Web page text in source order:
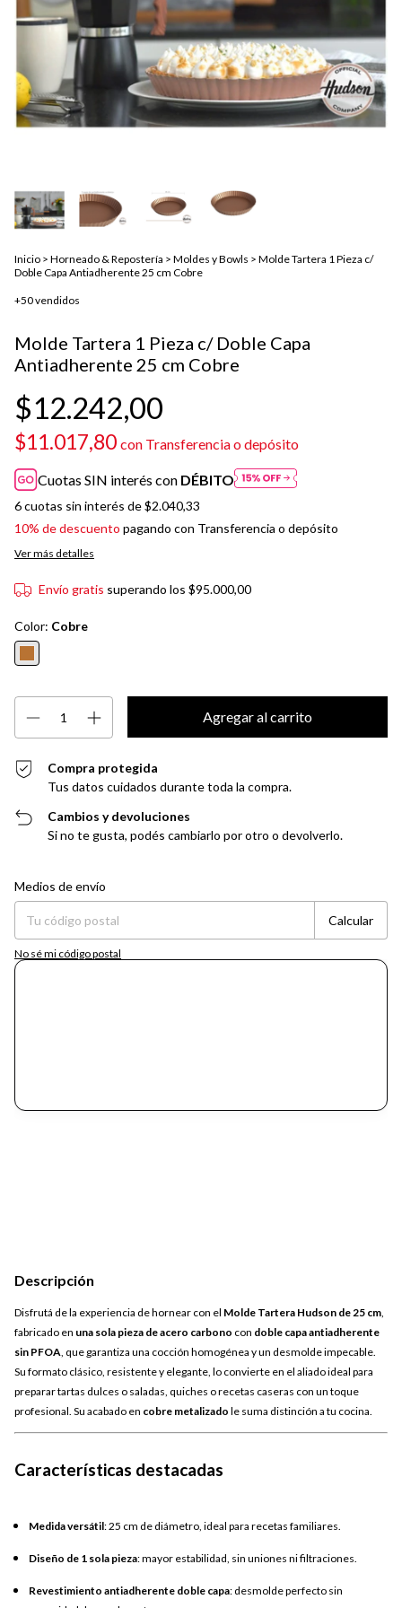
Inicio > Horneado & Repostería > Moldes y Bowls > Molde Tartera 1 Pieza c/
Doble Capa Antiadherente 25 cm Cobre
+50 vendidos
Molde Tartera 1 Pieza c/ Doble Capa
Antiadherente 25 cm Cobre
$12.242,00
$11.017,80 con Transferencia o depósito
Cuotas SIN interés con DÉBITO
6cuotas sin interés de$2.040,33
10% de descuento pagando con Transferencia o depósito
Ver más detalles
Envío gratis superando los $95.000,00
Color: Cobre
Compra protegida
Tus datos cuidados durante toda la compra.
Cambios y devoluciones
Si no te gusta, podés cambiarlo por otro o devolverlo.
Entregas para el CP:
Medios de envío
Calcular
No sé mi código postal
Descripción
Disfrutá de la experiencia de hornear con el Molde Tartera Hudson de 25 cm,
fabricado en una sola pieza de acero carbono con doble capa antiadherente
sin PFOA, que garantiza una cocción homogénea y un desmolde impecable.
Su formato clásico, resistente y elegante, lo convierte en el aliado ideal para
preparar tartas dulces o saladas, quiches o recetas caseras con un toque
profesional. Su acabado en cobre metalizado le suma distinción a tu cocina.
Características destacadas
Medida versátil: 25 cm de diámetro, ideal para recetas familiares.
Diseño de 1 sola pieza: mayor estabilidad, sin uniones ni filtraciones.
Revestimiento antiadherente doble capa: desmolde perfecto sin